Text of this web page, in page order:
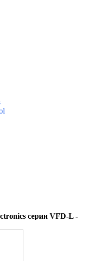
серии VFD-L -